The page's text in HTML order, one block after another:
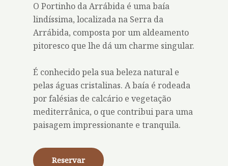
O Portinho da Arrábida é uma baía
lindíssima, localizada na Serra da
Arrábida, composta por um aldeamento
pitoresco que lhe dá um charme singular.
É conhecido pela sua beleza natural e
pelas águas cristalinas. A baía é rodeada
por falésias de calcário e vegetação
mediterrânica, o que contribui para uma
paisagem impressionante e tranquila.
Reservar